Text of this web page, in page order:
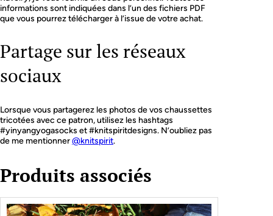
informations sont indiquées dans l’un des fichiers PDF
que vous pourrez télécharger à l’issue de votre achat.
Partage sur les réseaux
sociaux
Lorsque vous partagerez les photos de vos chaussettes
tricotées avec ce patron, utilisez les hashtags
#yinyangyogasocks et #knitspiritdesigns. N’oubliez pas
de me mentionner@knitspirit.
Produits associés